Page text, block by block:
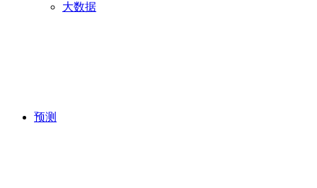
大数据
预测